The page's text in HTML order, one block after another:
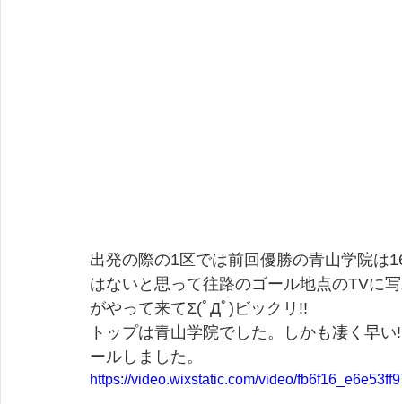
出発の際の1区では前回優勝の青山学院は
はないと思って往路のゴール地点のTVに
がやって来てΣ(ﾟДﾟ)ビックリ!!
トップは青山学院でした。しかも凄く早
ールしました。
https://video.wixstatic.com/video/